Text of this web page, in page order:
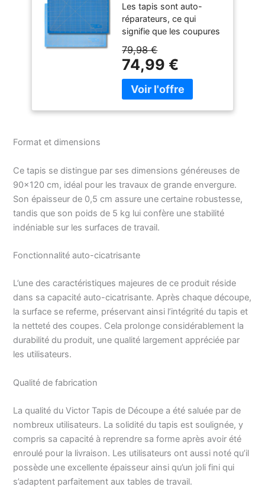
auto-cicatrisant –
support de
découpe
professionnel pour
bricolage et
couture, sous-main
de bureau
Les tapis sont auto-
réparateurs, ce qui
signifie que les coupures
n'endommagent pas le
tapis. Chaque tapis
comporte une
impression quadrillée sur
ce qui est idéal pour les
travaux de précision Le
couteau est guidé droit
et la surface spéciale ne
ternit pas le couteau
aussi rapidement que les
79,98 €
74,99 €
Format et dimensions
Ce tapis se distingue par ses dimensions généreuses de
90×120 cm, idéal pour les travaux de grande envergure.
Son épaisseur de 0,5 cm assure une certaine robustesse,
tandis que son poids de 5 kg lui confère une stabilité
indéniable sur les surfaces de travail.
Fonctionnalité auto-cicatrisante
L’une des caractéristiques majeures de ce produit réside
dans sa capacité auto-cicatrisante. Après chaque découpe,
la surface se referme, préservant ainsi l’intégrité du tapis et
la netteté des coupes. Cela prolonge considérablement la
durabilité du produit, une qualité largement appréciée par
les utilisateurs.
Qualité de fabrication
La qualité du Victor Tapis de Découpe a été saluée par de
nombreux utilisateurs. La solidité du tapis est soulignée, y
compris sa capacité à reprendre sa forme après avoir été
enroulé pour la livraison. Les utilisateurs ont aussi noté qu’il
possède une excellente épaisseur ainsi qu’un joli fini qui
s’adaptent parfaitement aux tables de travail.